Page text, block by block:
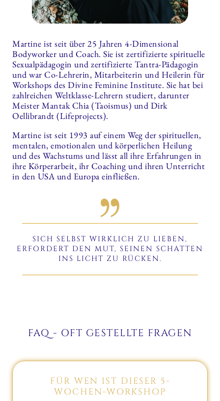
Martine ist seit über 25 Jahren 4-Dimensional
Bodyworker und Coach. Sie ist zertifizierte spirituelle
Sexualpädagogin und zertifizierte Tantra-Pädagogin
und war Co-Lehrerin, Mitarbeiterin und Heilerin für
Workshops des Divine Feminine Institute. Sie hat bei
zahlreichen Weltklasse-Lehrern studiert, darunter
Meister Mantak Chia (Taoismus) und Dirk
Oellibrandt (Lifeprojects).
Martine ist seit 1993 auf einem Weg der spirituellen,
mentalen, emotionalen und körperlichen Heilung
und des Wachstums und lässt all ihre Erfahrungen in
ihre Körperarbeit, ihr Coaching und ihren Unterricht
in den USA und Europa einfließen.
SICH SELBST WIRKLICH ZU LIEBEN,
ERFORDERT DEN MUT, SEINEN SCHATTEN
INS LICHT ZU RÜCKEN.
FAQ - OFT GESTELLTE FRAGEN
FÜR WEN IST DIESER 5-
WOCHEN-WORKSHOP